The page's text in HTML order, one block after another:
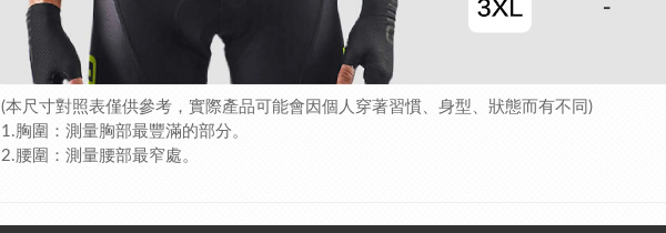
(本尺寸對照表僅供參考，實際產品可能會因個人穿著習慣、身型、狀態而有不同)
1.胸圍：測量胸部最豐滿的部分。
2.腰圍：測量腰部最窄處。